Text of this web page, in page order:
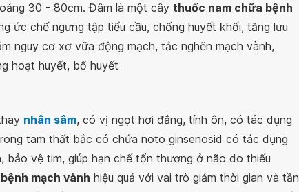
30 - 80cm. Đâm là một cây thuốc nam chữa bệnh
ức chế ngưng tập tiểu cầu, chống huyết khối, tăng lưu
nguy cơ xơ vữa động mạch, tắc nghẽn mạch vành,
hoạt huyết, bổ huyết
nhân sâm, có vị ngọt hơi đắng, tính ôn, có tác dụng
tam thất bắc có chứa noto ginsenosid có tác dụng
bảo vệ tim, giúp hạn chế tổn thương ở não do thiếu
mạch vành hiệu quả với vai trò giảm thời gian và tần